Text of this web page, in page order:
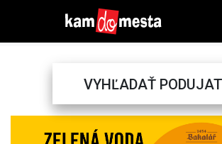
VYHĽADAŤ